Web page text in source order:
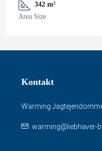
342 m²
Area Size
Kontakt
Warming
warming@liebhaver-